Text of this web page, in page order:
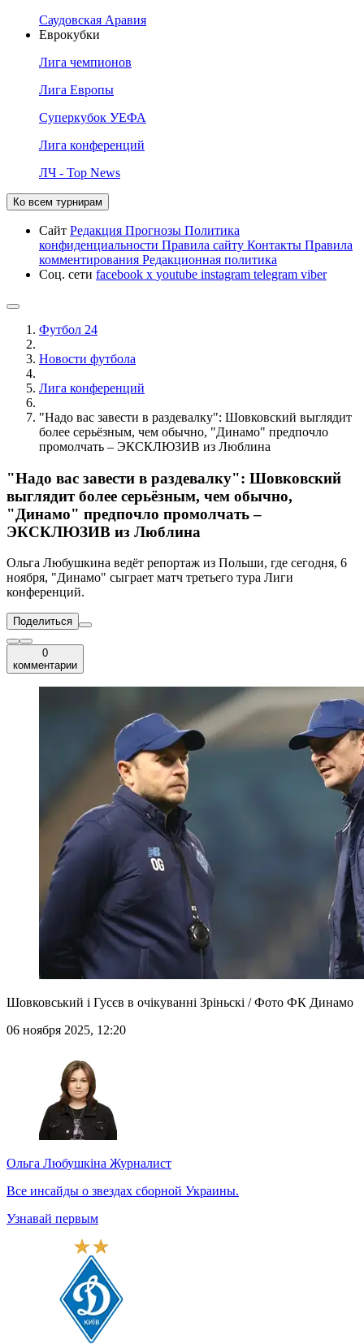
Саудовская Аравия
Еврокубки
Лига чемпионов
Лига Европы
Суперкубок УЕФА
Лига конференций
ЛЧ - Top News
Ко всем турнирам
Сайт Редакция Прогнозы Политика
конфиденциальности Правила сайту Контакты Правила
комментирования Редакционная политика
Соц. сети facebook x youtube instagram telegram viber
Футбол 24
Новости футбола
Лига конференций
"Надо вас завести в раздевалку": Шовковский выглядит
более серьёзным, чем обычно, "Динамо" предпочло
промолчать – ЭКСКЛЮЗИВ из Люблина
"Надо вас завести в раздевалку": Шовковский
выглядит более серьёзным, чем обычно,
"Динамо" предпочло промолчать –
ЭКСКЛЮЗИВ из Люблина
Ольга Любушкина ведёт репортаж из Польши, где сегодня, 6
ноября, "Динамо" сыграет матч третьего тура Лиги
конференций.
Поделиться
0
комментарии
Шовковський і Гусєв в очікуванні Зріньскі / Фото ФК Динамо
06 ноября 2025, 12:20
Ольга Любушкіна Журналист
Все инсайды о звездах сборной Украины.
Узнавай первым